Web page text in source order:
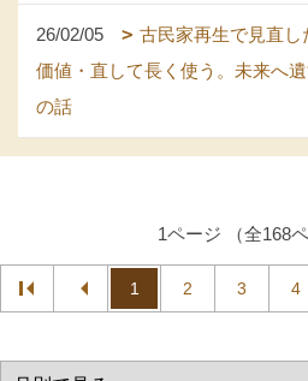
26/02/05
古民家再生で見直
価値・直して長く使う。未来へ
の話
1ページ （全168ペ
1 2 3 4